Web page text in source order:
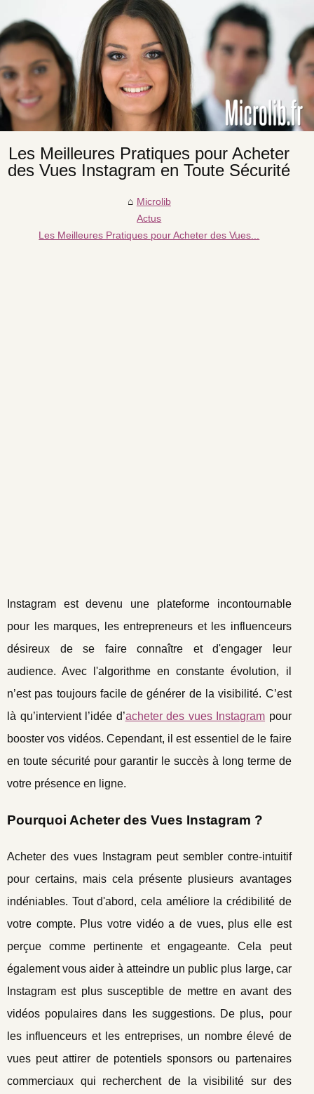
Les Meilleures Pratiques pour Acheter
des Vues Instagram en Toute Sécurité
Microlib
Actus
Les Meilleures Pratiques pour Acheter des Vues...
Instagram est devenu une plateforme incontournable
pour les marques, les entrepreneurs et les influenceurs
désireux de se faire connaître et d'engager leur
audience. Avec l'algorithme en constante évolution, il
n’est pas toujours facile de générer de la visibilité. C’est
là qu’intervient l’idée d’acheter des vues Instagram pour
booster vos vidéos. Cependant, il est essentiel de le faire
en toute sécurité pour garantir le succès à long terme de
votre présence en ligne.
Pourquoi Acheter des Vues Instagram ?
Acheter des vues Instagram peut sembler contre-intuitif
pour certains, mais cela présente plusieurs avantages
indéniables. Tout d'abord, cela améliore la crédibilité de
votre compte. Plus votre vidéo a de vues, plus elle est
perçue comme pertinente et engageante. Cela peut
également vous aider à atteindre un public plus large, car
Instagram est plus susceptible de mettre en avant des
vidéos populaires dans les suggestions. De plus, pour
les influenceurs et les entreprises, un nombre élevé de
vues peut attirer de potentiels sponsors ou partenaires
commerciaux qui recherchent de la visibilité sur des